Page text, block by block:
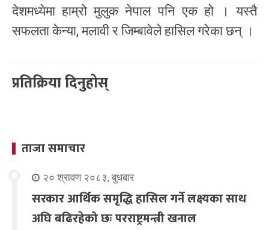
देशमध्येमा हाम्रो मुलुक नेपाल पनि एक हो । यस्तै
सफलता केन्या, मलावी र जिम्बावेले हासिल गरेका छन् ।
प्रतिक्रिया दिनुहोस्
ताजा समाचार
२० श्रावण २०८३, बुधबार
सरकार आर्थिक समृद्धि हासिल गर्ने लक्ष्यका साथ
अघि बढिरहेको छः परराष्ट्रमन्त्री खनाल